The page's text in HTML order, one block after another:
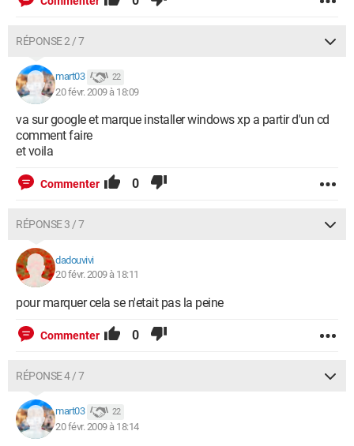
RÉPONSE 2 / 7
mart03 22
20 févr. 2009 à 18:09
va sur google et marque installer windows xp a partir d'un cd
comment faire
et voila
Commenter 0
RÉPONSE 3 / 7
dadouvivi
20 févr. 2009 à 18:11
pour marquer cela se n'etait pas la peine
Commenter 0
RÉPONSE 4 / 7
mart03 22
20 févr. 2009 à 18:14